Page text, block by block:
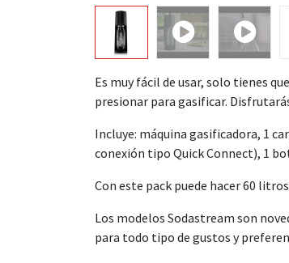
Es muy fácil de usar, solo tienes
presionar para gasificar.
Incluye: máquina gasificadora, 1
conexión tipo Quick Connect), 1
Con este pack puede hacer 60
Los modelos Sodastream son
para todo tipo de gustos y